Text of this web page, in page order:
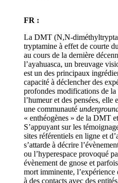
FR :
La DMT (N,N-
tryptamine à effet de courte
au cours de la dernière
l’ayahuasca, un breuvage
est un des principaux
capacité à déclencher des
profondes modifications de
l’humeur et des pensées, elle
une communauté
« enthéogènes » de la DMT
S’appuyant sur les
sites référentiels en ligne et
s’attarde à décrire
ou l’hyperespace provoqué
évènement de gnose et
mort imminente,
à des contacts avec des